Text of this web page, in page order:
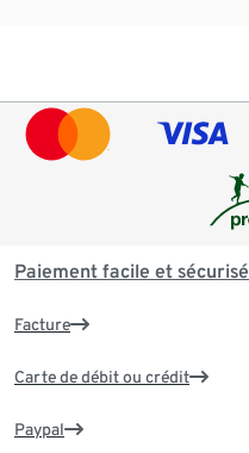
Paiement facile et sécurisé
Facture
Carte de débit ou crédit
Paypal